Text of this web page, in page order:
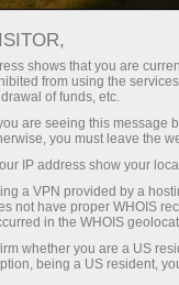
InstaForex-
লিভারেজ,
স্টক ও ইনডেক্স
শর্তাবলী।
প্রতিটি ডিপোজিটে
30% বোনাস
গতির
পরিচয় ট্রেডিংয়ে
shows that you are
from using the
of funds, etc.
are seeing this message
you must leave the
IP address show your
a VPN provided by a
not have proper WHOIS
in the WHOIS
whether you are a US
being a US resident,